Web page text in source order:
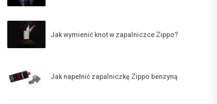
Jak wymienić knot w zapalniczce Zippo?
Jak napełnić zapalniczkę Zippo benzyną